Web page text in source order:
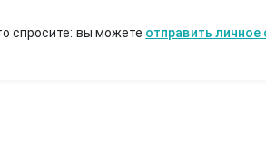
спросите: вы можете отправить